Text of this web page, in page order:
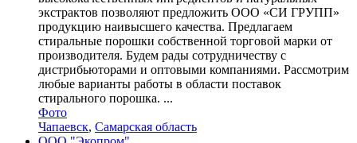
экстрактов позволяют предложить ООО «СИ ГРУПП»
продукцию наивысшего качества. Предлагаем
стиральные порошки собственной торговой марки от
производителя. Будем рады сотрудничеству с
дистрибьюторами и оптовыми компаниями. Рассмотрим
любые варианты работы в области поставок
стирального порошка. ...
Фото
Чапаевск, Самарская область